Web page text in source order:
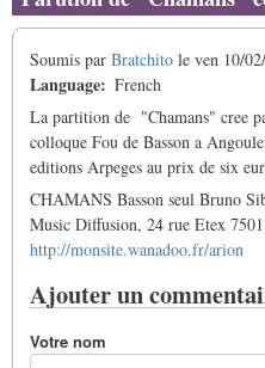
Soumis par Bratchito le ven 10/
Language
French
La partition de "Chamans" cree
colloque Fou de Basson a
editions Arpeges au prix de six
CHAMANS Basson seul Bruno
Music Diffusion, 24 rue Etex
http://monsite.wanadoo.fr/arion
Ajouter un
Votre nom